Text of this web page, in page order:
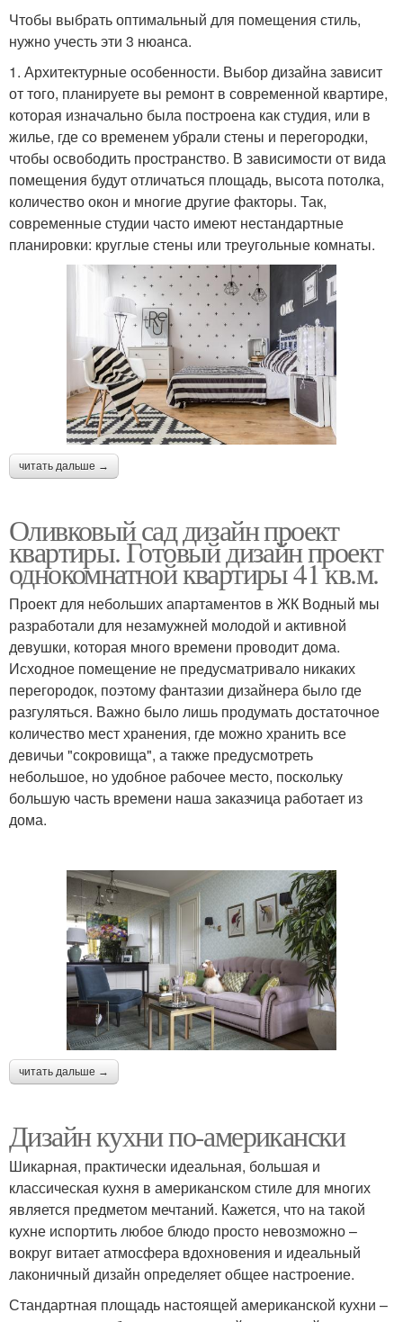
Чтобы выбрать оптимальный для помещения стиль,
нужно учесть эти 3 нюанса.
1. Архитектурные особенности. Выбор дизайна зависит
от того, планируете вы ремонт в современной квартире,
которая изначально была построена как студия, или в
жилье, где со временем убрали стены и перегородки,
чтобы освободить пространство. В зависимости от вида
помещения будут отличаться площадь, высота потолка,
количество окон и многие другие факторы. Так,
современные студии часто имеют нестандартные
планировки: круглые стены или треугольные комнаты.
читать дальше →
Оливковый сад дизайн проект
квартиры. Готовый дизайн проект
однокомнатной квартиры 41 кв.м.
Проект для небольших апартаментов в ЖК Водный мы
разработали для незамужней молодой и активной
девушки, которая много времени проводит дома.
Исходное помещение не предусматривало никаких
перегородок, поэтому фантазии дизайнера было где
разгуляться. Важно было лишь продумать достаточное
количество мест хранения, где можно хранить все
девичьи "сокровища", а также предусмотреть
небольшое, но удобное рабочее место, поскольку
большую часть времени наша заказчица работает из
дома.
читать дальше →
Дизайн кухни по-американски
Шикарная, практически идеальная, большая и
классическая кухня в американском стиле для многих
является предметом мечтаний. Кажется, что на такой
кухне испортить любое блюдо просто невозможно –
вокруг витает атмосфера вдохновения и идеальный
лаконичный дизайн определяет общее настроение.
Стандартная площадь настоящей американской кухни –